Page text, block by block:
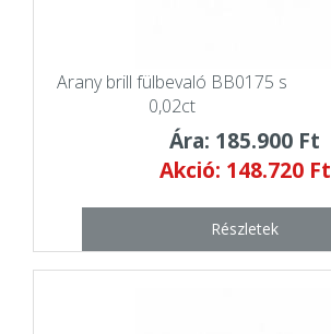
Arany brill fülbevaló BB0175 s
0,02ct
Ára: 185.900 Ft
Akció: 148.720 Ft
Részletek